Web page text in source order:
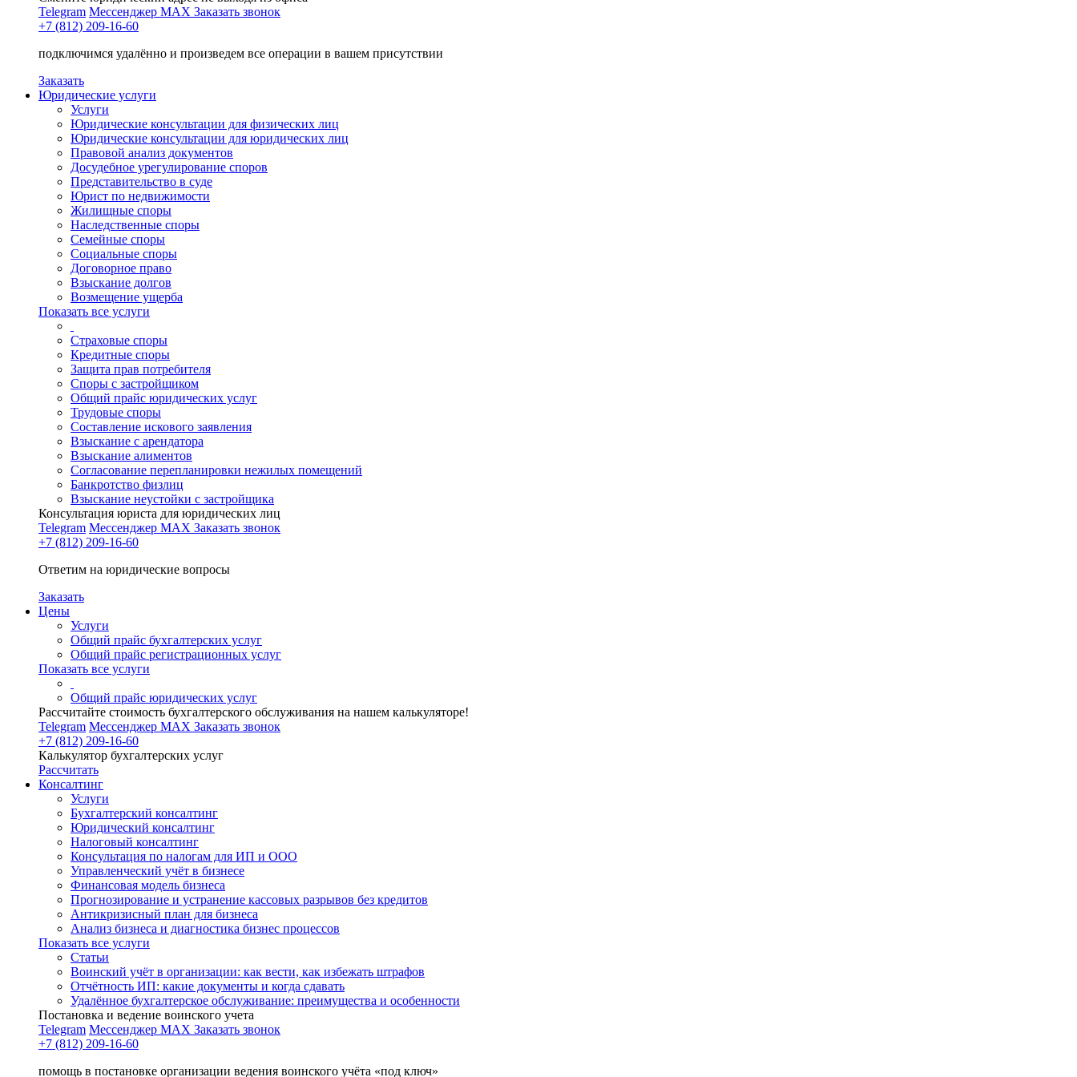
Telegram Мессенджер MAX Заказать звонок
+7 (812) 209-16-60
подключимся удалённо и произведем все операции в вашем присутствии
Заказать
Юридические услуги
Услуги
Юридические консультации для физических лиц
Юридические консультации для юридических лиц
Правовой анализ документов
Досудебное урегулирование споров
Представительство в суде
Юрист по недвижимости
Жилищные споры
Наследственные споры
Семейные споры
Социальные споры
Договорное право
Взыскание долгов
Возмещение ущерба
Показать все услуги
Страховые споры
Кредитные споры
Защита прав потребителя
Споры с застройщиком
Общий прайс юридических услуг
Трудовые споры
Составление искового заявления
Взыскание с арендатора
Взыскание алиментов
Cогласование перепланировки нежилых помещений
Банкротство физлиц
Взыскание неустойки с застройщика
Консультация юриста для юридических лиц
Telegram Мессенджер MAX Заказать звонок
+7 (812) 209-16-60
Ответим на юридические вопросы
Заказать
Цены
Услуги
Общий прайс бухгалтерских услуг
Общий прайс регистрационных услуг
Показать все услуги
Общий прайс юридических услуг
Рассчитайте стоимость бухгалтерского обслуживания на нашем калькуляторе!
Telegram Мессенджер MAX Заказать звонок
+7 (812) 209-16-60
Калькулятор бухгалтерских услуг
Рассчитать
Консалтинг
Услуги
Бухгалтерский консалтинг
Юридический консалтинг
Налоговый консалтинг
Консультация по налогам для ИП и ООО
Управленческий учёт в бизнесе
Финансовая модель бизнеса
Прогнозирование и устранение кассовых разрывов без кредитов
Антикризисный план для бизнеса
Анализ бизнеса и диагностика бизнес процессов
Показать все услуги
Статьи
Воинский учёт в организации: как вести, как избежать штрафов
Отчётность ИП: какие документы и когда сдавать
Удалённое бухгалтерское обслуживание: преимущества и особенности
Постановка и ведение воинского учета
Telegram Мессенджер MAX Заказать звонок
+7 (812) 209-16-60
помощь в постановке организации ведения воинского учёта «под ключ»